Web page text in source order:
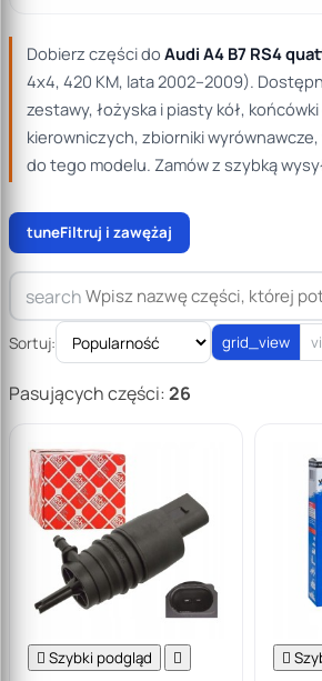
Dobierz części do Audi A4 B7 RS4
4x4, 420 KM, lata 2002–2009).
zestawy, łożyska i piasty kół,
kierowniczych, zbiorniki
do tego modelu. Zamów z szybką
tuneFiltruj i zawężaj
search
Sortuj: grid_view
Pasujących części:26
 Szybki podgląd  